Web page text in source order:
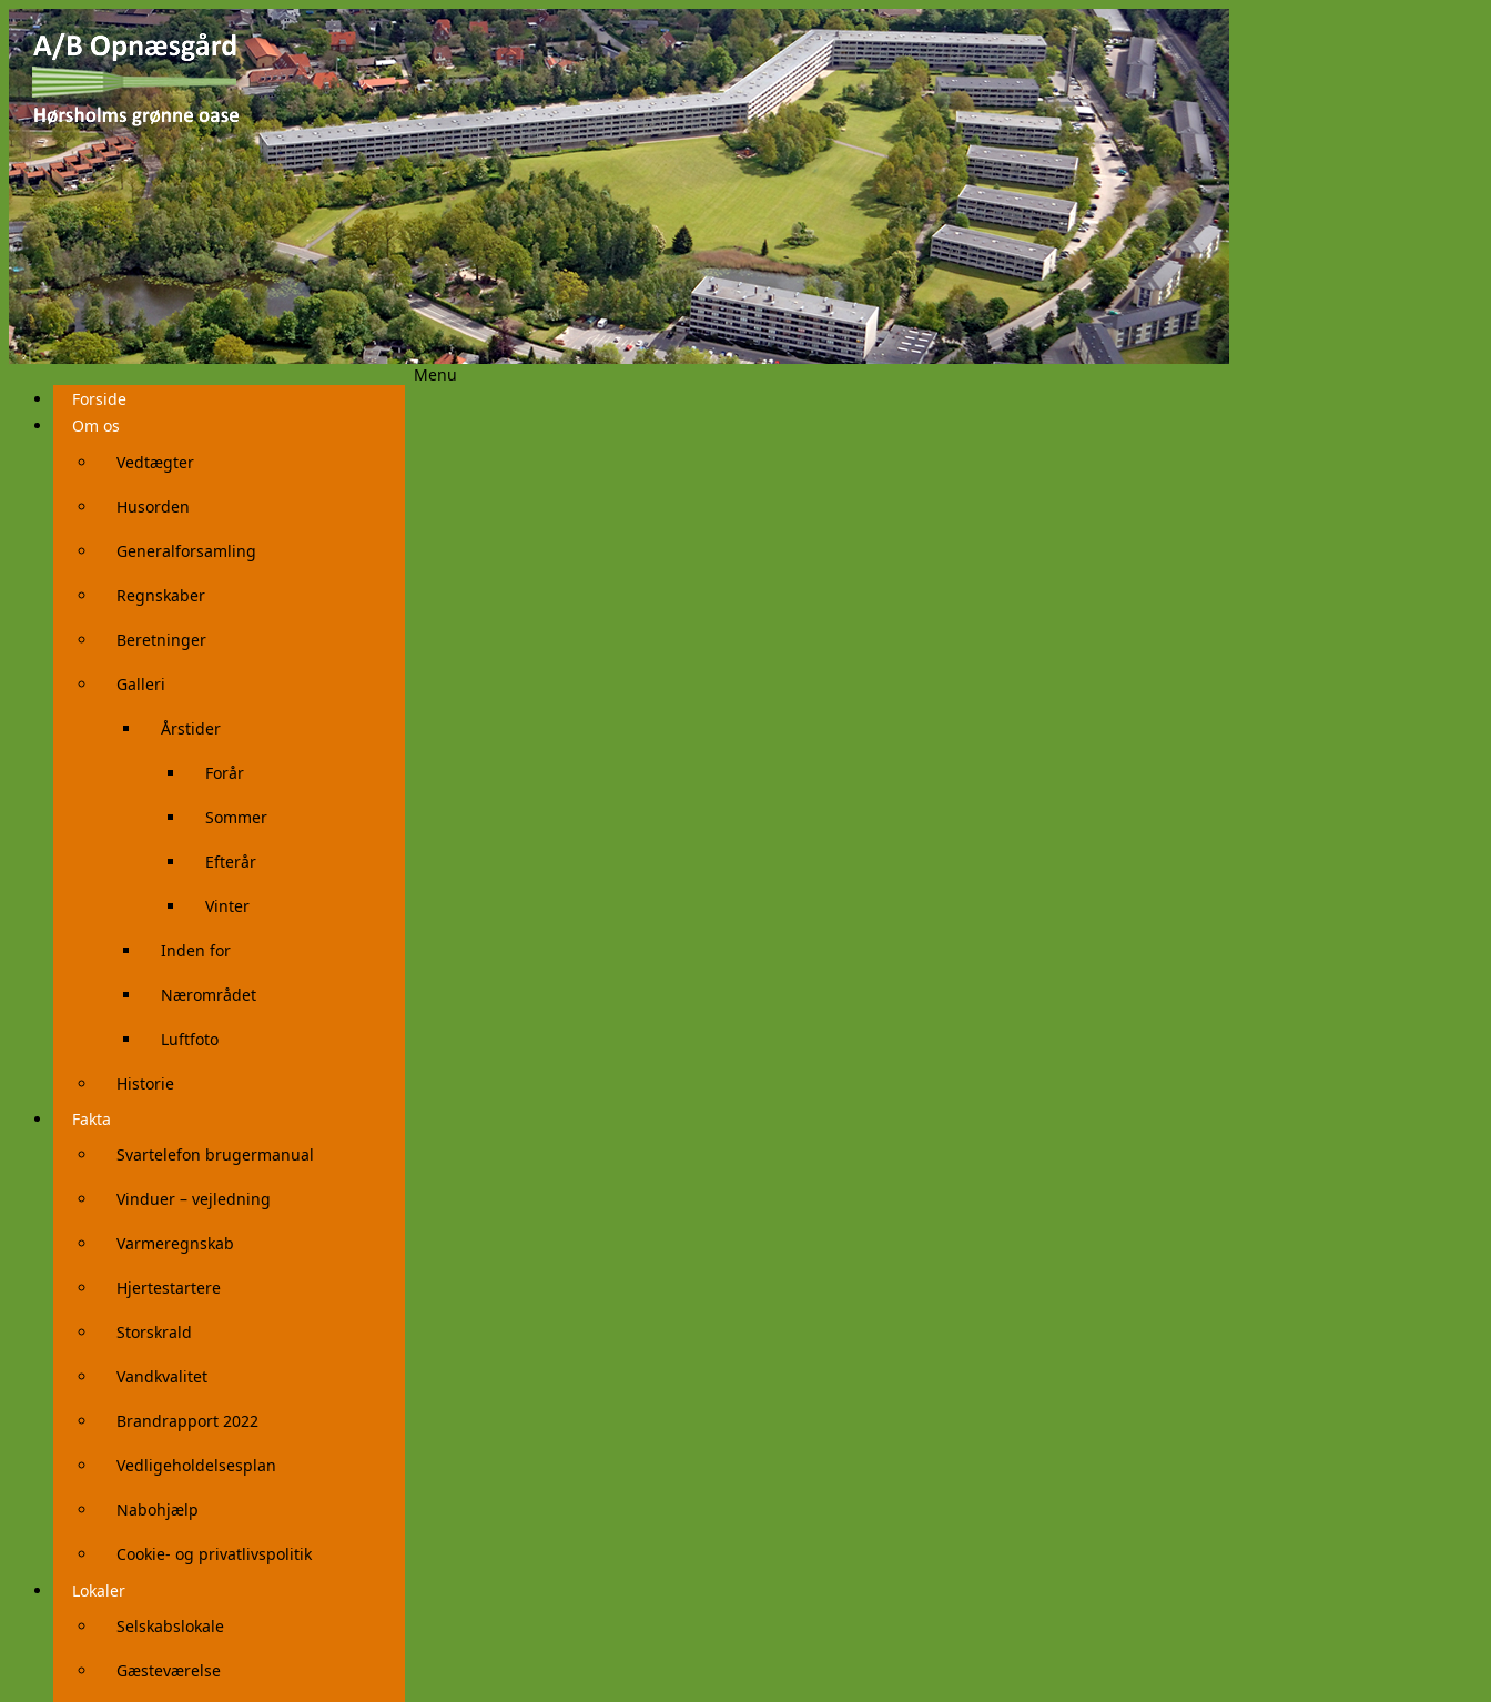
Menu
Videre
til
indhold
Forside
Om os
Vedtægter
Husorden
Generalforsamling
Regnskaber
Beretninger
Galleri
Årstider
Forår
Sommer
Efterår
Vinter
Inden for
Nærområdet
Luftfoto
Historie
Fakta
Svartelefon brugermanual
Vinduer – vejledning
Varmeregnskab
Hjertestartere
Storskrald
Vandkvalitet
Brandrapport 2022
Vedligeholdelsesplan
Nabohjælp
Cookie- og privatlivspolitik
Lokaler
Selskabslokale
Gæsteværelse